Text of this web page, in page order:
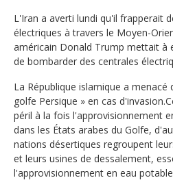
L'Iran a averti lundi qu'il frapperait
électriques à travers le Moyen-
américain Donald Trump mettait à
de bombarder des centrales
La République islamique a menacé
golfe Persique » en cas
péril à la fois l'approvisionnement
dans les États arabes du Golfe,
nations désertiques regroupent
et leurs usines de dessalement,
l'approvisionnement en eau